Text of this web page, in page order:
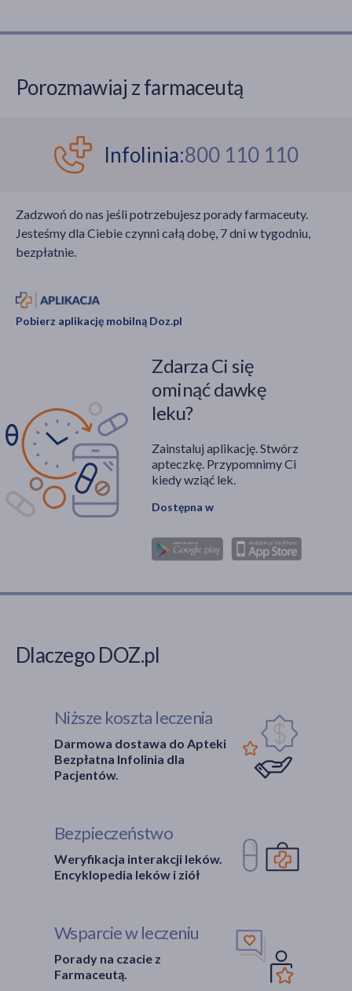
Porozmawiaj z farmaceutą
Infolinia:800 110 110
Zadzwoń do nas jeśli potrzebujesz porady farmaceuty.
Jesteśmy dla Ciebie czynni całą dobę, 7 dni w tygodniu,
bezpłatnie.
Pobierz aplikację mobilną Doz.pl
Zdarza Ci się
ominąć dawkę
leku?
Zainstaluj aplikację. Stwórz
apteczkę. Przypomnimy Ci
kiedy wziąć lek.
Dostępna w
Dlaczego DOZ.pl
Niższe koszta leczenia
Darmowa dostawa do Apteki
Bezpłatna Infolinia dla
Pacjentów.
Bezpieczeństwo
Weryfikacja interakcji leków.
Encyklopedia leków i ziół
Wsparcie w leczeniu
Porady na czacie z
Farmaceutą.